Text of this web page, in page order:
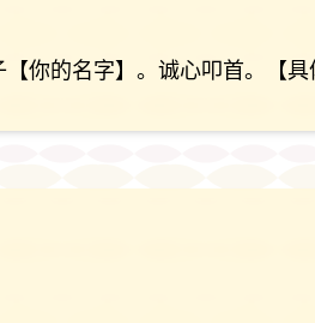
你的名字】。诚心叩首。【具